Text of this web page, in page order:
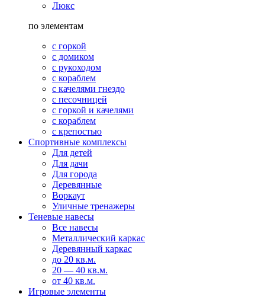
Люкс
по элементам
с горкой
с домиком
с рукоходом
с кораблем
с качелями гнездо
с песочницей
с горкой и качелями
с кораблем
с крепостью
Спортивные комплексы
Для детей
Для дачи
Для города
Деревянные
Воркаут
Уличные тренажеры
Теневые навесы
Все навесы
Металлический каркас
Деревянный каркас
до 20 кв.м.
20 — 40 кв.м.
от 40 кв.м.
Игровые элементы